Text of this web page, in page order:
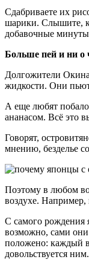
Сдабриваете их
шарики. Слышите,
добавочные
Больше пей и ни о
Долгожители
жидкости. Они
А еще любят
ананасом. Всё это
Говорят,
мнению, безделье
Поэтому в любом
воздухе. Например,
С самого
возможно, сами
положено: каждый
довольствуется ним.